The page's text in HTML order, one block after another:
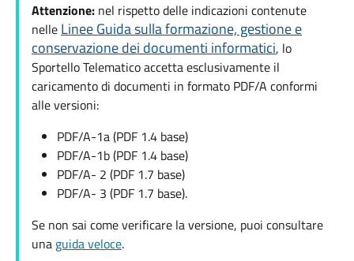
Attenzione: nel rispetto delle indicazioni contenute
nelle Linee Guida sulla formazione, gestione e
conservazione dei documenti informatici, lo
Sportello Telematico accetta esclusivamente il
caricamento di documenti in formato PDF/A conformi
alle versioni:
PDF/A-1a (PDF 1.4 base)
PDF/A-1b (PDF 1.4 base)
PDF/A- 2 (PDF 1.7 base)
PDF/A- 3 (PDF 1.7 base).
Se non sai come verificare la versione, puoi consultare
una guida veloce.